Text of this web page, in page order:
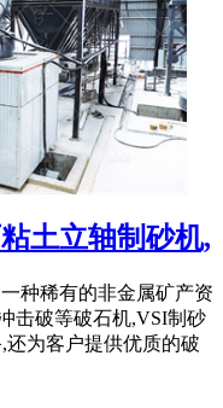
土立轴制砂机,
种稀有的非金属矿产资
击破等破石机,VSI制砂
为客户提供优质的破